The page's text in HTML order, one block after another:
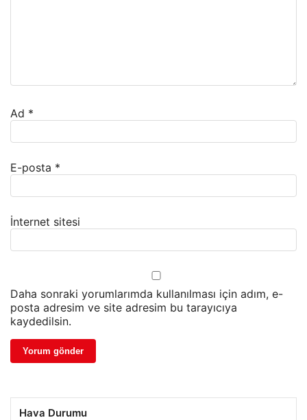
Ad *
E-posta *
İnternet sitesi
Daha sonraki yorumlarımda kullanılması için adım, e-
posta adresim ve site adresim bu tarayıcıya
kaydedilsin.
Hava Durumu